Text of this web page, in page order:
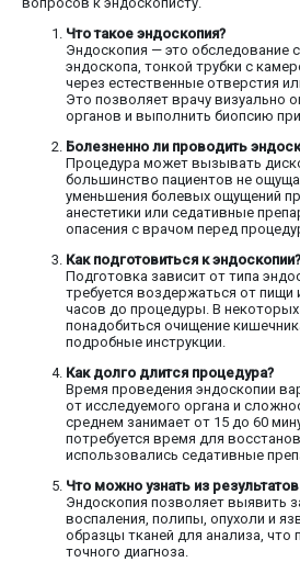
Что такое эндоскопия?
Эндоскопия — это обследование
эндоскопа, тонкой трубки с
через естественные отверстия
Это позволяет врачу визуально
органов и выполнить биопсию
Болезненно ли проводить
Процедура может вызывать
большинство пациентов не
уменьшения болевых ощущений
анестетики или седативные
опасения с врачом перед
Как подготовиться к эндоскопии?
Подготовка зависит от типа
требуется воздержаться от пищи
часов до процедуры. В
понадобиться очищение
подробные инструкции.
Как долго длится процедура?
Время проведения эндоскопии
от исследуемого органа и
среднем занимает от 15 до 60
потребуется время для
использовались седативные
Что можно узнать из
Эндоскопия позволяет выявить
воспаления, полипы, опухоли и
образцы тканей для анализа,
точного диагноза.